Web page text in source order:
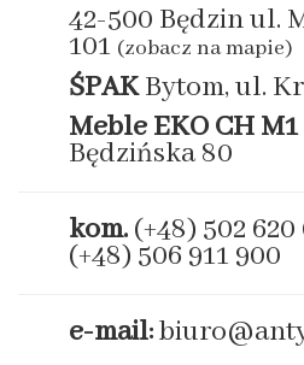
42-500 Będzin ul.
101 (zobacz na mapie)
ŚPAKBytom, ul.
Meble EKO CH M1
Będzińska 80
kom. (+48) 502 620
(+48) 506 911 900
e-mail: